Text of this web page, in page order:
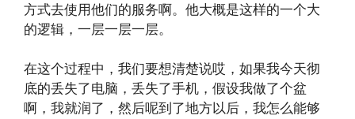
方式去使用他们的服务啊。他大概是这样的一个大
的逻辑，一层一层一层。
在这个过程中，我们要想清楚说哎，如果我今天彻
底的丢失了电脑，丢失了手机，假设我做了个盆
啊，我就润了，然后呢到了地方以后，我怎么能够